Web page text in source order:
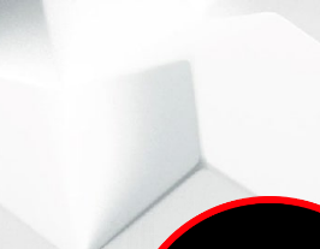
ВИННЫЙ СКЛАД